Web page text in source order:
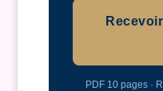
PDF 10 pages ·